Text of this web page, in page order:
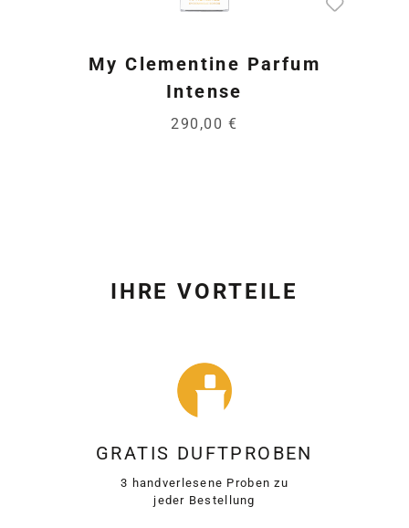
My Clementine Parfum
Intense
290,00 €
IHRE VORTEILE
GRATIS DUFTPROBEN
3 handverlesene Proben zu
jeder Bestellung